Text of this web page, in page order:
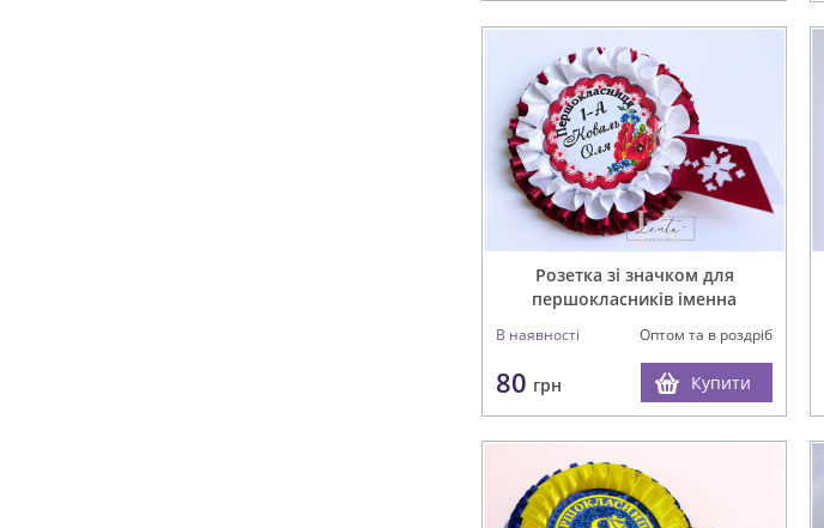
Розетка зі значком для
першокласників іменна
В наявності Оптом та в роздріб
80 грн Купити